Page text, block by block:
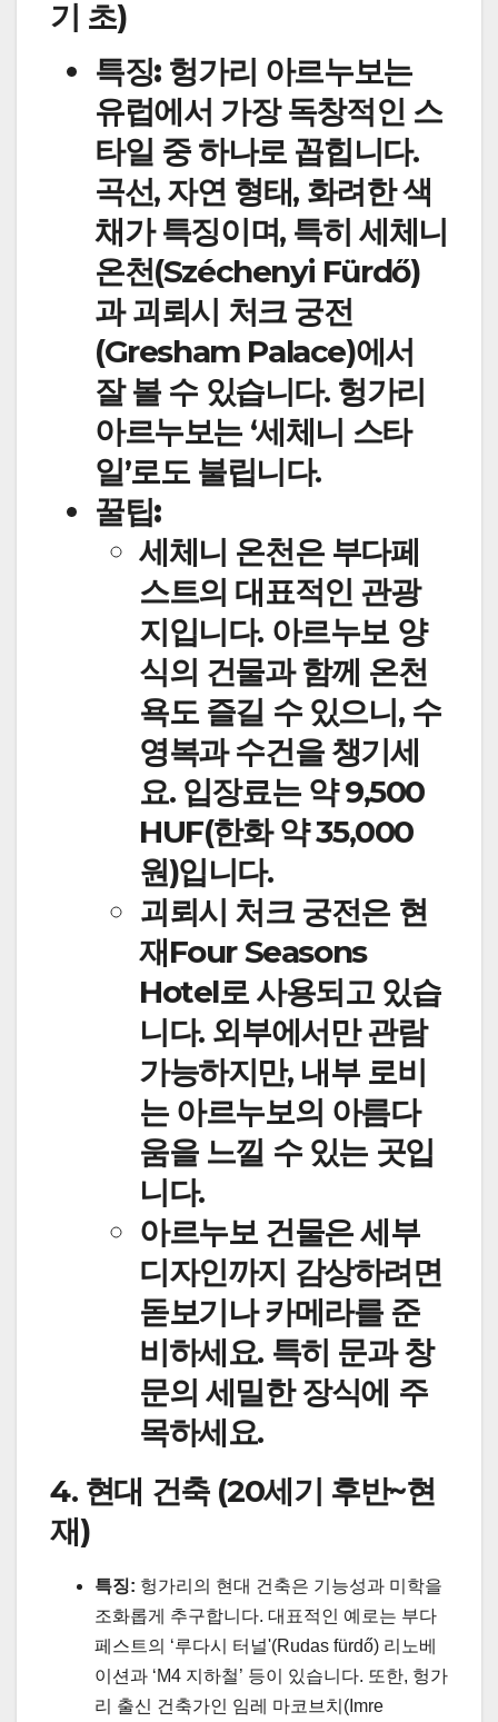
기 초)
특징:헝가리 아르누보는
유럽에서 가장 독창적인 스
타일 중 하나로 꼽힙니다.
곡선, 자연 형태, 화려한 색
채가 특징이며, 특히 세체니
온천(Széchenyi Fürdő)
과 괴뢰시 처크 궁전
(Gresham Palace)에서
잘 볼 수 있습니다. 헝가리
아르누보는 ‘세체니 스타
일’로도 불립니다.
꿀팁:
세체니 온천은 부다페
스트의 대표적인 관광
지입니다. 아르누보 양
식의 건물과 함께 온천
욕도 즐길 수 있으니, 수
영복과 수건을 챙기세
요. 입장료는 약 9,500
HUF(한화 약 35,000
원)입니다.
괴뢰시 처크 궁전은 현
재Four Seasons
Hotel로 사용되고 있습
니다. 외부에서만 관람
가능하지만, 내부 로비
는 아르누보의 아름다
움을 느낄 수 있는 곳입
니다.
아르누보 건물은 세부
디자인까지 감상하려면
돋보기나 카메라를 준
비하세요. 특히 문과 창
문의 세밀한 장식에 주
목하세요.
4. 현대 건축 (20세기 후반~현
재)
특징: 헝가리의 현대 건축은 기능성과 미학을
조화롭게 추구합니다. 대표적인 예로는 부다
페스트의 ‘루다시 터널'(Rudas fürdő) 리노베
이션과 ‘M4 지하철’ 등이 있습니다. 또한, 헝가
리 출신 건축가인 임레 마코브치(Imre